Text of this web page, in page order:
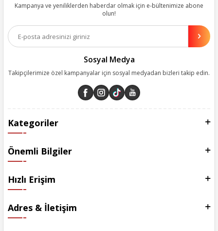
olanakları sunuyoruz. Çalışmalarımızı müşterilerimizin memnuniyetini
esas alarak yürütüyoruz.
Kampanya ve yeniliklerden haberdar olmak için e-bültenimize abone
olun!
Sosyal Medya
Takipçilerimize özel kampanyalar için sosyal medyadan bizleri takip edin.
Kategoriler
Önemli Bilgiler
Hızlı Erişim
Adres & İletişim